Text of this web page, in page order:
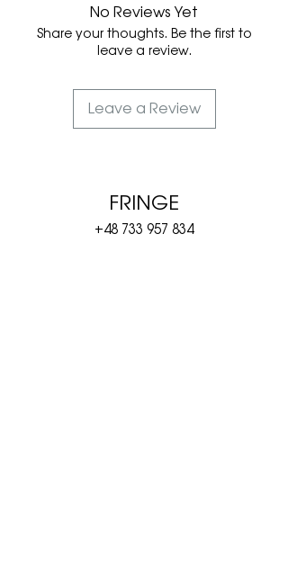
No Reviews Yet
Share your thoughts. Be the first to
leave a review.
Leave a Review
FRINGE
+48 733 957 834